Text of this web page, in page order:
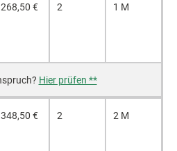
268,50 € 2 1 M
Hier prüfen **
348,50 € 2 2 M